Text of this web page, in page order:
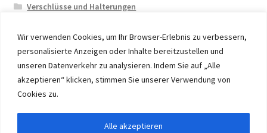
Wir verwenden Cookies, um Ihr Browser-Erlebnis zu verbessern,
personalisierte Anzeigen oder Inhalte bereitzustellen und
unseren Datenverkehr zu analysieren. Indem Sie auf „Alle
akzeptieren“ klicken, stimmen Sie unserer Verwendung von
Cookies zu.
Alle akzeptieren
Verschlüsse und Halterungen
© 2026 Eruon Trade UG, Germany, member of the ERUON